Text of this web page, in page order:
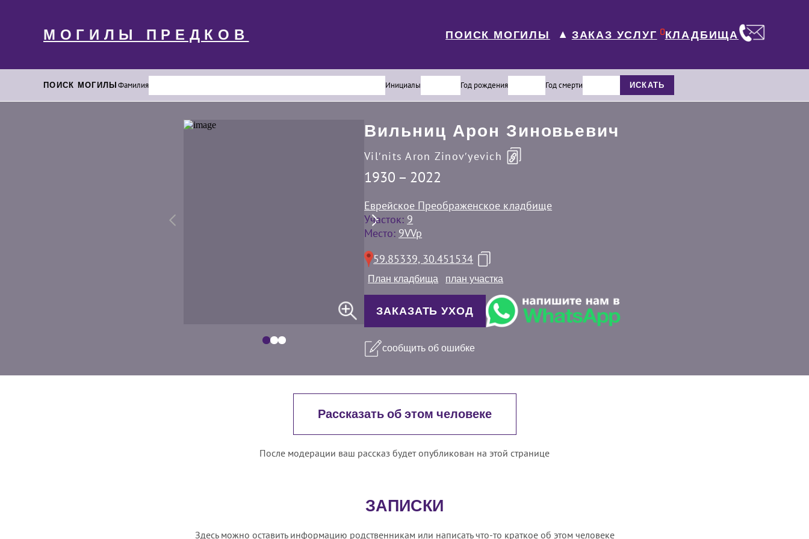
МОГИЛЫ ПРЕДКОВ ПОИСК МОГИЛЫ ▼ ЗАКАЗ УСЛУГ 0КЛАДБИЩА
ПОИСК МОГИЛЫФамилия Инициалы Год рождения Год смерти ИСКАТЬ
Вильниц Арон Зиновьевич
Vilʹnits Aron Zinovʹyevich
1930 – 2022
Еврейское Преображенское кладбище
Участок: 9
Место: 9VVp
59.85339, 30.451534
План кладбища план участка
ЗАКАЗАТЬ УХОД
сообщить об ошибке
Рассказать об этом человеке
После модерации ваш рассказ будет опубликован на этой странице
ЗАПИСКИ
Здесь можно оставить информацию родственникам или написать что-то краткое об этом человеке